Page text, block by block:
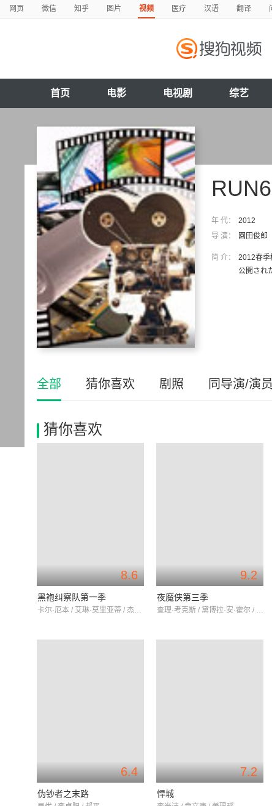
网页 微信 知乎 图片 视频 医疗 汉语 翻译
首页 电影 电视剧 综艺
年 代： 2012
导 演：
園田俊郎
简 介：
2012春季
公開され
全部 猜你喜欢 剧照 同导演/演
猜你喜欢
8.6
黑袍纠察队第一季
卡尔·厄本 / 艾琳·莫里亚蒂 / 杰克·奎德
9.2
夜魔侠第三季
查理·考克斯 / 黛博拉·安·霍尔 / 埃尔登·亨森
6.4
伪钞者之末路
7.2
悍城